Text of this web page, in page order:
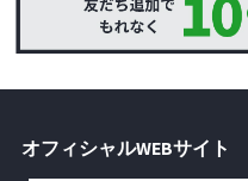
オフィシャルWEBサイト